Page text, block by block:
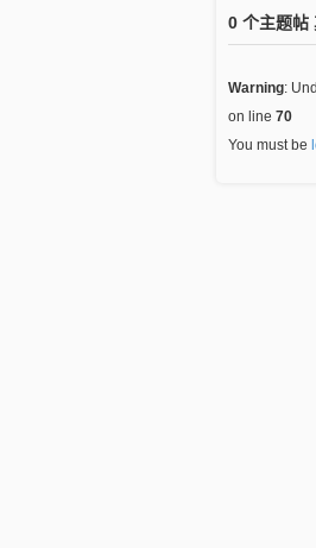
0 个主题帖
Warning:
on line 70
You must be